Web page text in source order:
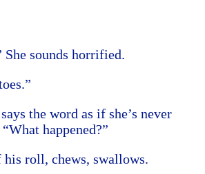
She sounds horrified.
the word as if she’s never
happened?”
his roll, chews, swallows.